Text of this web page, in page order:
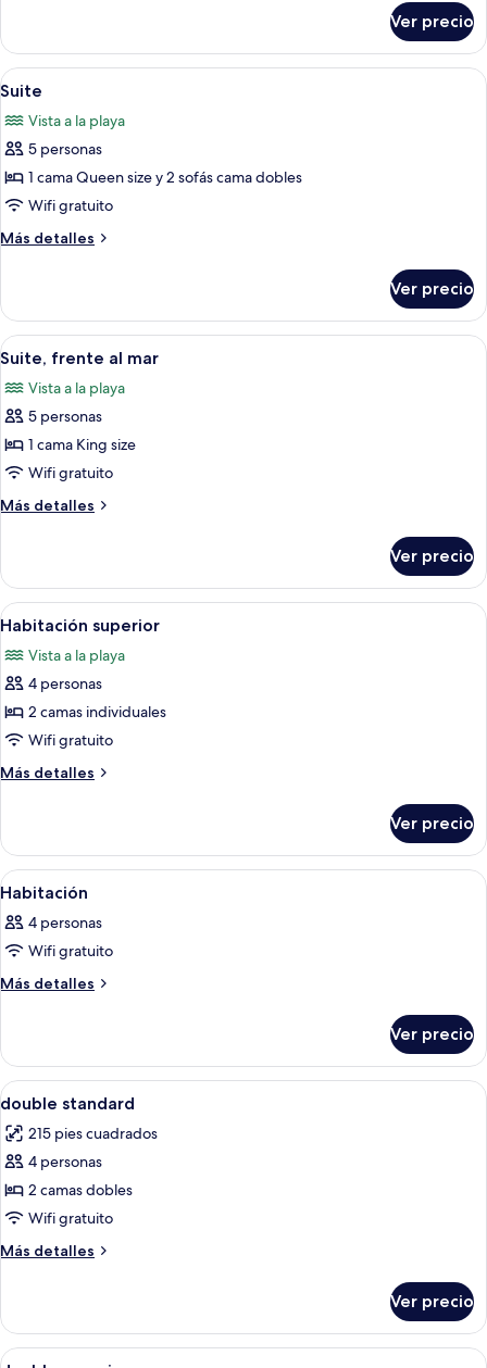
Room)
planta
baja
(Beach
Ver precio
Abrir
todas
las
fotos
de
Suite
Habitación de hotel con cama,
5
Suite
Vista a la playa
5 personas
1 cama Queen size y 2 sofás cama dobles
Wifi gratuito
Más detalles
Más
Ver precio
Abrir
todas
las
fotos
de
Suite,
frente
al
Un dormitorio amplio con una cama
5
Suite, frente al mar
Vista a la playa
5 personas
1 cama King size
Wifi gratuito
Más detalles
Más
frente
al
mar
Ver precio
Abrir
todas
las
fotos
de
Habitación
superior
Habitación de hotel con dos camas,
5
Habitación superior
Vista a la playa
4 personas
2 camas individuales
Wifi gratuito
Más detalles
Más
superior
Ver precio
Abrir
todas
las
fotos
de
Minibar, caja de seguridad en la
4
Habitación
4 personas
Wifi gratuito
Más detalles
Más
Ver precio
Abrir
todas
las
fotos
de
double
standard
Minibar, caja de seguridad en la
3
double standard
215 pies cuadrados
4 personas
2 camas dobles
Wifi gratuito
Más detalles
Más
standard
Ver precio
Abrir Minibar, caja de seguridad en la